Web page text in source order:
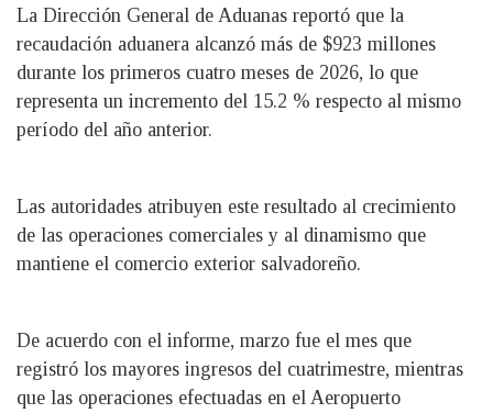
La Dirección General de Aduanas reportó que la
recaudación aduanera alcanzó más de $923 millones
durante los primeros cuatro meses de 2026, lo que
representa un incremento del 15.2 % respecto al mismo
período del año anterior.
Las autoridades atribuyen este resultado al crecimiento
de las operaciones comerciales y al dinamismo que
mantiene el comercio exterior salvadoreño.
De acuerdo con el informe, marzo fue el mes que
registró los mayores ingresos del cuatrimestre, mientras
que las operaciones efectuadas en el Aeropuerto